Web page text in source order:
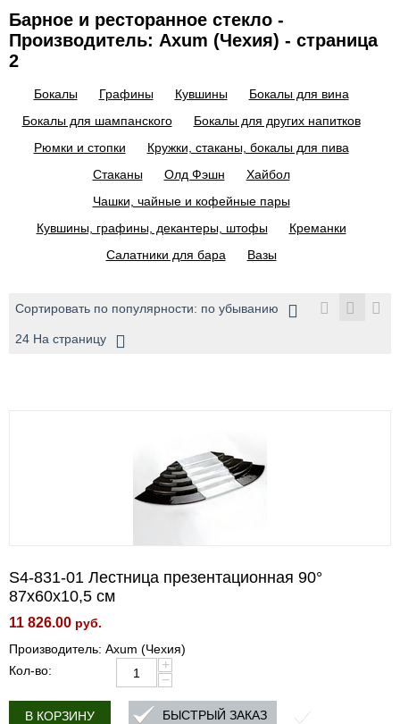
Барное и ресторанное стекло -
Производитель: Axum (Чехия) - страница
2
Бокалы Графины Кувшины
Бокалы для вина
Бокалы для шампанского
Бокалы для других напитков
Рюмки и стопки
Кружки, стаканы, бокалы для пива
Стаканы
Олд Фэшн
Хайбол
Чашки, чайные и кофейные пары
Кувшины, графины, декантеры, штофы
Креманки
Салатники для бара
Вазы
Сортировать по популярности: по убыванию
24 На страницу
S4-831-01 Лестница презентационная 90°
87x60x10,5 см
11 826.00 руб.
Производитель: Axum (Чехия)
Кол-во:
+
−
В КОРЗИНУ БЫСТРЫЙ ЗАКАЗ